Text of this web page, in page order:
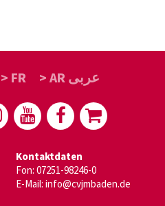
> FR > AR عربى
Kontaktdaten
Fon: 07251-98246-0
E-Mail:info@cvjmbaden.de